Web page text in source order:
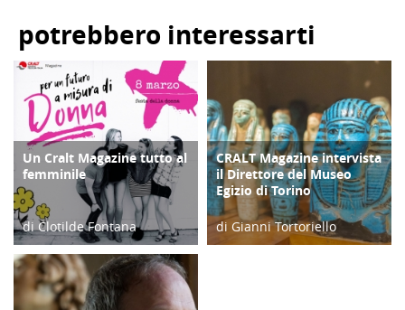
potrebbero interessarti
COPERTINA
Un Cralt Magazine tutto al
femminile
di Clotilde Fontana
28/02/23
COPERTINA
CRALT Magazine intervista
il Direttore del Museo
Egizio di Torino
di Gianni Tortoriello